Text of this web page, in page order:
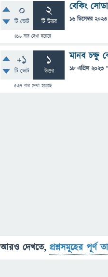
0
টি ভোট
2
টি উত্তর
416বার দেখা হয়েছে
বেকিং
16 ডিসেম্বর 2023
+1
টি ভোট
1
উত্তর
537বার দেখা হয়েছে
মানব চক্ষু
18 এপ্রিল 2023 "
আরও দেখতে, প্রশ্নসমূহের পূর্ণ